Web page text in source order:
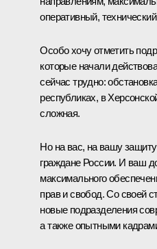
оперативный,
Особо хочу отметить
которые начали
сейчас трудно:
республиках, в
сложная.
Но на вас, на вашу
граждане России. И ваш
максимального
прав и свобод. Со своей
новые подразделения
а также опытными